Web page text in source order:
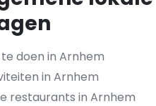
doen in Arnhem
in Arnhem
restaurants in Arnhem